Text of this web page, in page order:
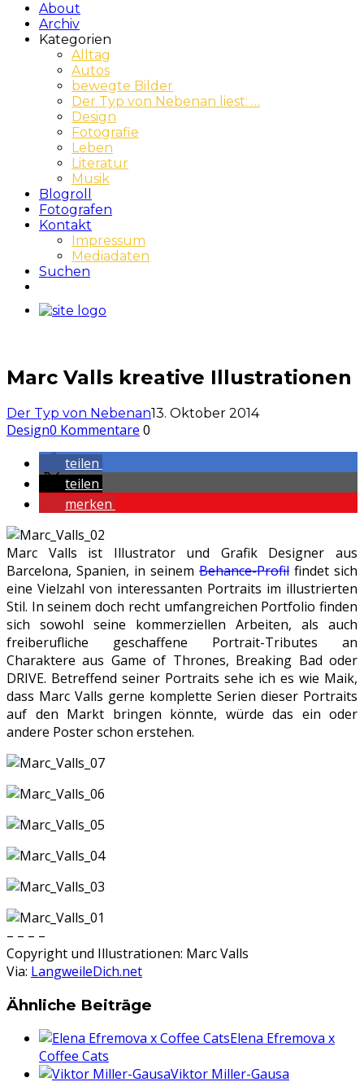
About
Archiv
Kategorien
Alltag
Autos
bewegte Bilder
Der Typ von Nebenan liest: …
Design
Fotografie
Leben
Literatur
Musik
Blogroll
Fotografen
Kontakt
Impressum
Mediadaten
Suchen
Marc Valls kreative Illustrationen
Der Typ von Nebenan13. Oktober 2014
Design0 Kommentare 0
teilen
teilen
merken
Marc Valls ist Illustrator und Grafik Designer aus
Barcelona, Spanien, in seinem Behance-Profil findet sich
eine Vielzahl von interessanten Portraits im illustrierten
Stil. In seinem doch recht umfangreichen Portfolio finden
sich sowohl seine kommerziellen Arbeiten, als auch
freiberufliche geschaffene Portrait-Tributes an
Charaktere aus Game of Thrones, Breaking Bad oder
DRIVE. Betreffend seiner Portraits sehe ich es wie Maik,
dass Marc Valls gerne komplette Serien dieser Portraits
auf den Markt bringen könnte, würde das ein oder
andere Poster schon erstehen.
– – – –
Copyright und Illustrationen: Marc Valls
Via: LangweileDich.net
Ähnliche Beiträge
Elena Efremova x
Coffee Cats
Viktor Miller-Gausa